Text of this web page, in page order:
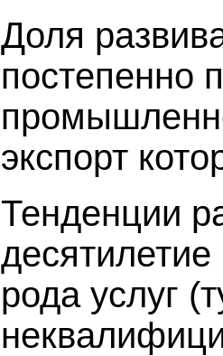
Доля
постепенно
экспорт
Тенденции
рода услуг